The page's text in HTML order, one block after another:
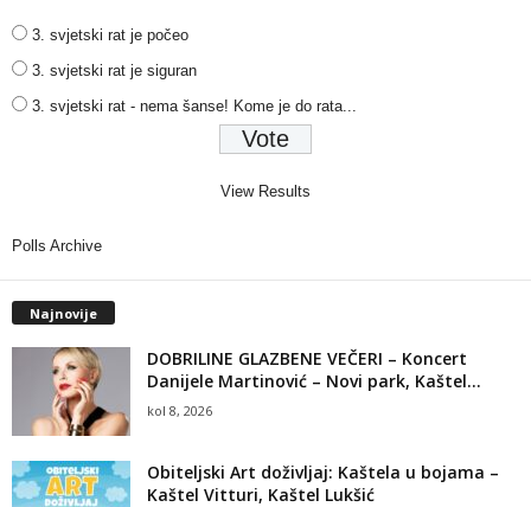
3. svjetski rat je počeo
3. svjetski rat je siguran
3. svjetski rat - nema šanse! Kome je do rata...
View Results
Polls Archive
Najnovije
DOBRILINE GLAZBENE VEČERI – Koncert
Danijele Martinović – Novi park, Kaštel...
kol 8, 2026
Obiteljski Art doživljaj: Kaštela u bojama –
Kaštel Vitturi, Kaštel Lukšić